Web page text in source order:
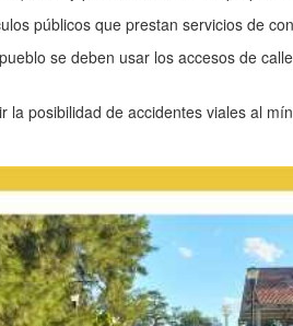
públicos que prestan servicios de
se deben usar los accesos de
la posibilidad de accidentes viales al